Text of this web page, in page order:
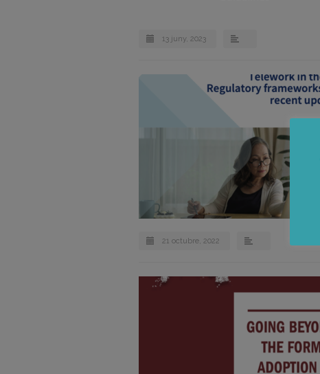
13 juny, 2023
21 octubre, 2022